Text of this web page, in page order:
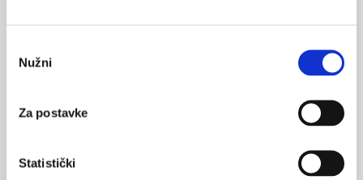
pristanka
Nužni
Za postavke
Statistički
06.08.2020.
Bol u ramenu, prikaz bolesnika u ordinaciji obiteljske